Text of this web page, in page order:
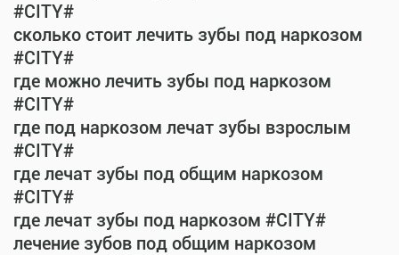
#CITY#
сколько стоит лечить зубы под наркозом
#CITY#
где можно лечить зубы под наркозом
#CITY#
где под наркозом лечат зубы взрослым
#CITY#
где лечат зубы под общим наркозом
#CITY#
где лечат зубы под наркозом #CITY#
лечение зубов под общим наркозом